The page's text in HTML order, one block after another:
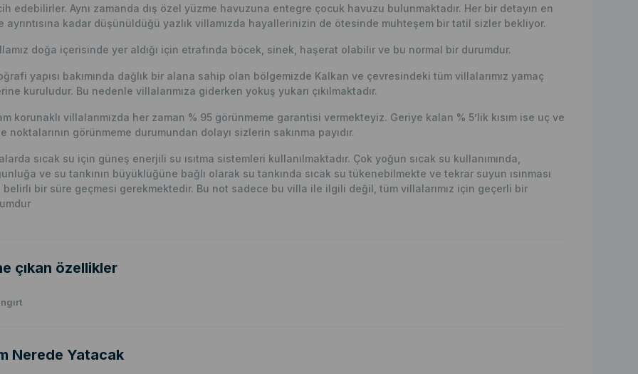
edebilirler. Aynı zamanda dış özel yüzme havuzuna entegre çocuk havuzu bulunmaktadır. Her bir detayın en
ayrıntısına kadar düşünüldüğü yazlık villamızda hayallerinizin de ötesinde muhteşem bir tatil sizler bekliyor.
doğa içerisinde yer aldığı için etrafında böcek, sinek, haşerat olabilir ve bu normal bir durumdur.
yapısı bakımında dağlık bir alana sahip olan bölgemizde Kalkan ve çevresindeki tüm villalarımız yamaç
kuruludur. Bu nedenle villalarımıza giderken yokuş yukarı çıkılmaktadır.
korunaklı villalarımızda her zaman % 95 görünmeme garantisi vermekteyiz. Geriye kalan % 5’lik kısım ise uç ve
noktalarının görünmeme durumundan dolayı sizlerin sakınma payıdır.
sıcak su için güneş enerjili su ısıtma sistemleri kullanılmaktadır. Çok yoğun sıcak su kullanımında,
ve su tankının büyüklüğüne bağlı olarak su tankında sıcak su tükenebilmekte ve tekrar suyun ısınması
belirli bir süre geçmesi gerekmektedir. Bu not sadece bu villa ile ilgili değil, tüm villalarımız için geçerli bir
çıkan özellikler
Nerede Yatacak